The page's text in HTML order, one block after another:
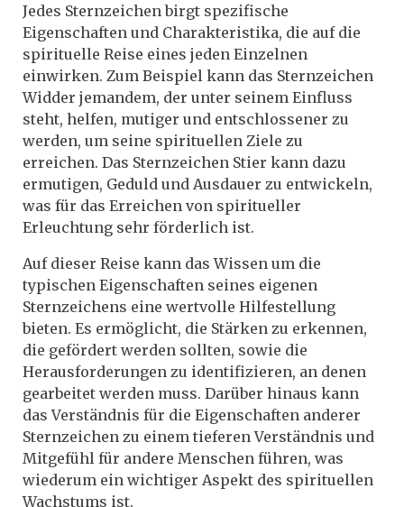
Jedes Sternzeichen birgt spezifische
Eigenschaften und Charakteristika, die auf die
spirituelle Reise eines jeden Einzelnen
einwirken. Zum Beispiel kann das Sternzeichen
Widder jemandem, der unter seinem Einfluss
steht, helfen, mutiger und entschlossener zu
werden, um seine spirituellen Ziele zu
erreichen. Das Sternzeichen Stier kann dazu
ermutigen, Geduld und Ausdauer zu entwickeln,
was für das Erreichen von spiritueller
Erleuchtung sehr förderlich ist.
Auf dieser Reise kann das Wissen um die
typischen Eigenschaften seines eigenen
Sternzeichens eine wertvolle Hilfestellung
bieten. Es ermöglicht, die Stärken zu erkennen,
die gefördert werden sollten, sowie die
Herausforderungen zu identifizieren, an denen
gearbeitet werden muss. Darüber hinaus kann
das Verständnis für die Eigenschaften anderer
Sternzeichen zu einem tieferen Verständnis und
Mitgefühl für andere Menschen führen, was
wiederum ein wichtiger Aspekt des spirituellen
Wachstums ist.